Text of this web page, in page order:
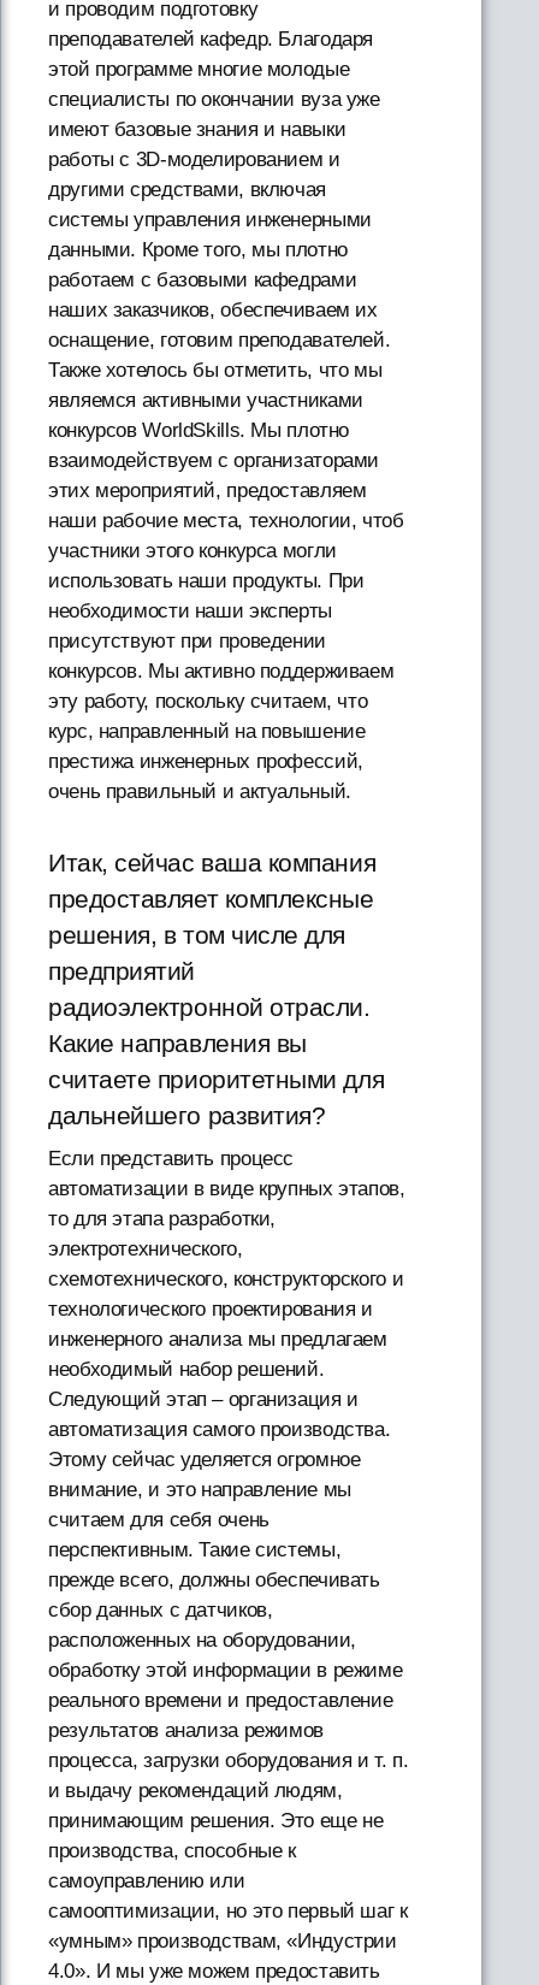
и проводим подготовку
преподавателей кафедр. Благодаря
этой программе многие молодые
специалисты по окончании вуза уже
имеют базовые знания и навыки
работы с 3D-моделированием и
другими средствами, включая
системы управления инженерными
данными. Кроме того, мы плотно
работаем с базовыми кафедрами
наших заказчиков, обеспечиваем их
оснащение, готовим преподавателей.
Также хотелось бы отметить, что мы
являемся активными участниками
конкурсов WorldSkills. Мы плотно
взаимодействуем с организаторами
этих мероприятий, предоставляем
наши рабочие места, технологии, чтоб
участники этого конкурса могли
использовать наши продукты. При
необходимости наши эксперты
присутствуют при проведении
конкурсов. Мы активно поддерживаем
эту работу, поскольку считаем, что
курс, направленный на повышение
престижа инженерных профессий,
очень правильный и актуальный.
Итак, сейчас ваша компания
предоставляет комплексные
решения, в том числе для
предприятий
радиоэлектронной отрасли.
Какие направления вы
считаете приоритетными для
дальнейшего развития?
Если представить процесс
автоматизации в виде крупных этапов,
то для этапа разработки,
электротехнического,
схемотехнического, конструкторского и
технологического проектирования и
инженерного анализа мы предлагаем
необходимый набор решений.
Следующий этап – организация и
автоматизация самого производства.
Этому сейчас уделяется огромное
внимание, и это направление мы
считаем для себя очень
перспективным. Такие системы,
прежде всего, должны обеспечивать
сбор данных с датчиков,
расположенных на оборудовании,
обработку этой информации в режиме
реального времени и предоставление
результатов анализа режимов
процесса, загрузки оборудования и т. п.
и выдачу рекомендаций людям,
принимающим решения. Это еще не
производства, способные к
самоуправлению или
самооптимизации, но это первый шаг к
«умным» производствам, «Индустрии
4.0». И мы уже можем предоставить